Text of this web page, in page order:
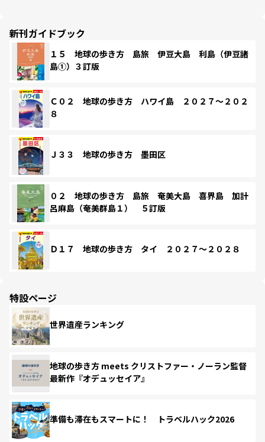
新刊ガイドブック
１５ 地球の歩き方 島旅 伊豆大島 利島（伊豆諸
島①）３訂版
Ｃ０２ 地球の歩き方 ハワイ島 ２０２７～２０２
８
Ｊ３３ 地球の歩き方 墨田区
０２ 地球の歩き方 島旅 奄美大島 喜界島 加計
呂麻島（奄美群島１） ５訂版
Ｄ１７ 地球の歩き方 タイ ２０２７～２０２８
特設ページ
世界遺産ランキング
地球の歩き方 meets クリストファー・ノーラン監督
最新作『オデュッセイア』
準備も滞在もスマートに！ トラベルハック2026